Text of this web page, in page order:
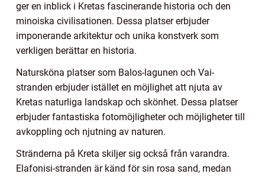
ger en inblick i Kretas fascinerande historia och den
minoiska civilisationen. Dessa platser erbjuder
imponerande arkitektur och unika konstverk som
verkligen berättar en historia.
Natursköna platser som Balos-lagunen och Vai-
stranden erbjuder istället en möjlighet att njuta av
Kretas naturliga landskap och skönhet. Dessa platser
erbjuder fantastiska fotomöjligheter och möjligheter till
avkoppling och njutning av naturen.
Stränderna på Kreta skiljer sig också från varandra.
Elafonisi-stranden är känd för sin rosa sand, medan